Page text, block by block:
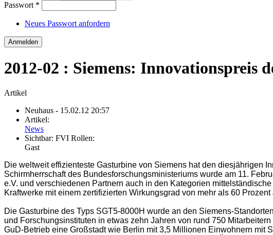
Passwort *
Neues Passwort anfordern
2012-02 : Siemens: Innovationspreis
Artikel
Neuhaus - 15.02.12 20:57
Artikel:
News
Sichtbar: FVI Rollen:
Gast
Die weltweit effizienteste Gasturbine von Siemens hat den diesjährigen
Schirmherrschaft des Bundesforschungsministeriums wurde am 11.
e.V. und verschiedenen Partnern auch in den Kategorien
Kraftwerke mit einem zertifizierten Wirkungsgrad von mehr als 60 Prozent
Die Gasturbine des Typs SGT5-8000H wurde an den Siemens-
und Forschungsinstituten in etwas zehn Jahren von rund 750
GuD-Betrieb eine Großstadt wie Berlin mit 3,5 Millionen Einwohnern mit